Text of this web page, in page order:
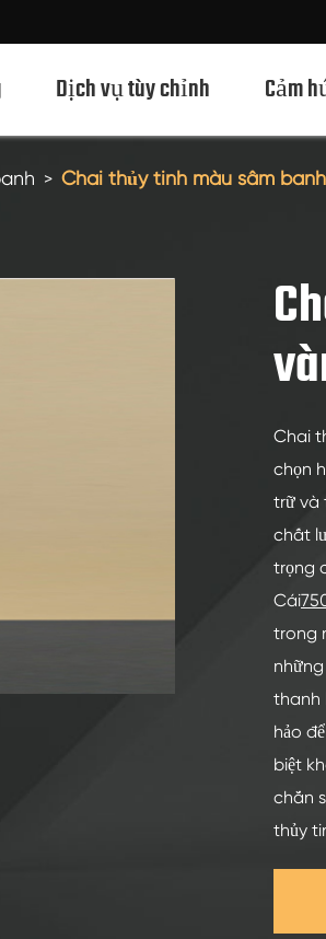
Chai Thủy Tinh Rượu Mạnh 700ml
Chai Thủy Tinh Rượu Mạnh 150ml
Dịch vụ tùy chỉnh Cảm
Chai thủy tinh màu sâm
Chai
chọn
trữ và
chất
trọng
Cái
trong
thanh
hảo
biệt
chắn
thủy